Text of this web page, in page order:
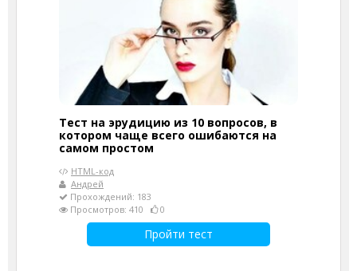
Тест на эрудицию из 10 вопросов, в
котором чаще всего ошибаются на
самом простом
HTML-код
Андрей
Прохождений: 183
Просмотров: 410
0
Пройти тест